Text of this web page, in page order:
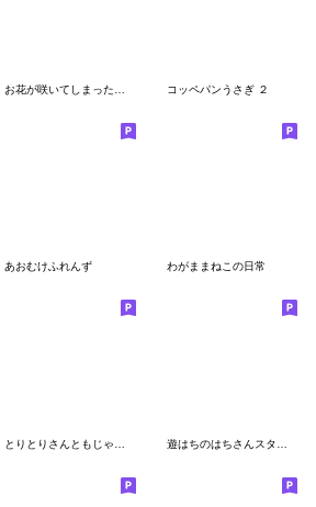
コッペパンうさぎ ２
あおむけふれんず わがままねこの日常